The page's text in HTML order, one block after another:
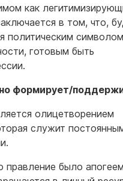
как
в том, что,
политическим
готовым быть
формирует/
олицетворением
служит
правление было апогеем